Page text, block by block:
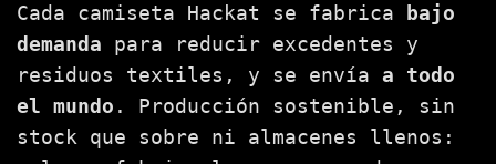
Cada camiseta Hackat se fabrica
bajo
demanda para reducir excedentes y
residuos textiles, y se envía a todo
el mundo . Producción sostenible, sin
stock que sobre ni almacenes llenos: